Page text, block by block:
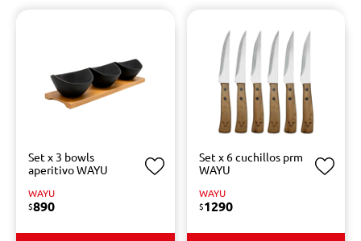
Set x 3 bowls
aperitivo WAYU
WAYU
$890
Set x 6 cuchillos prm
WAYU
WAYU
$1290